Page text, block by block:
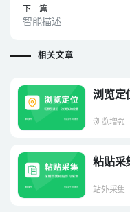
下一篇
智能描述
相关文章
浏览定
浏览增强
粘贴采
站外采集